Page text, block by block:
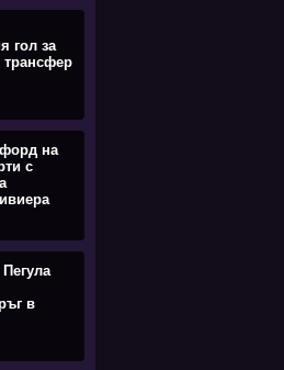
гол за
трансфер
на
с
в